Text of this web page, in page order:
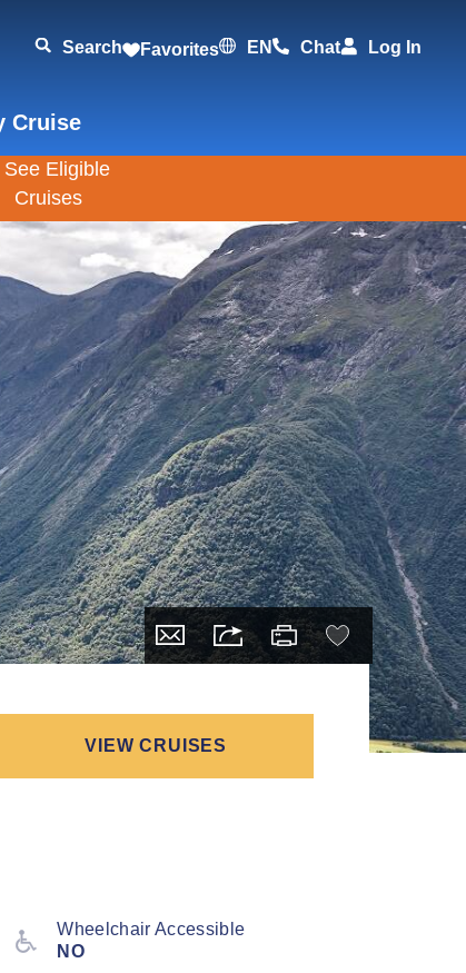
Search Favorites EN Chat Log In
Cruise
VIEW CRUISES
Wheelchair Accessible
NO